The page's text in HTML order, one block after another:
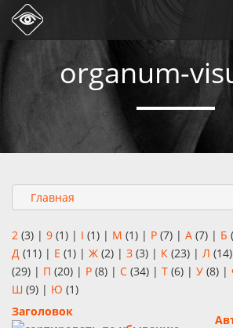
organum-
Главная
2 (3) | 9 (1) | I (1) | M (1) | P (7) | А (7) | Б
Д (11) | Е (1) | Ж (2) | З (3) | К (23) | Л (14)
(29) | П (20) | Р (8) | С (34) | Т (6) | У (8) |
Ш (9) | Ю (1)
Заголовок